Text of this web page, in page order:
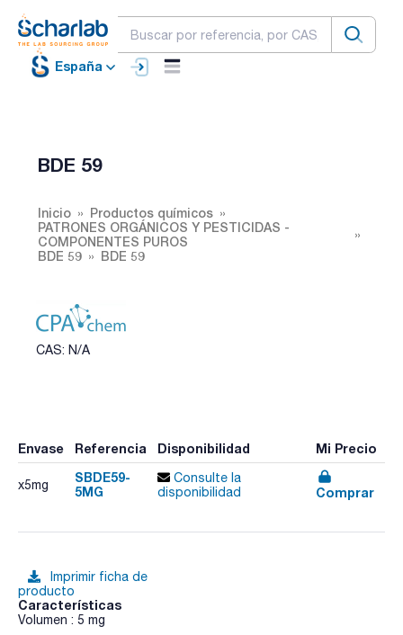
España
BDE 59
Inicio
Productos químicos
PATRONES ORGÁNICOS Y PESTICIDAS -
COMPONENTES PUROS
BDE 59
BDE 59
CAS: N/A
Envase Referencia Disponibilidad Mi Precio
x5mg
SBDE59-
5MG
Consulte la
disponibilidad
Comprar
Imprimir ficha de
producto
Características
Volumen : 5 mg